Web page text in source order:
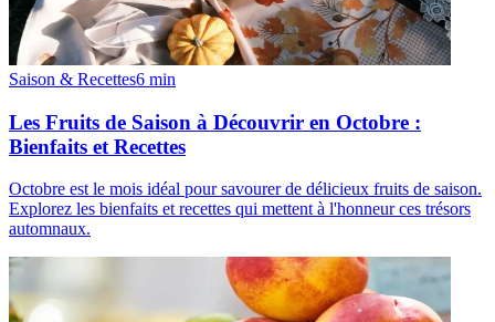
Saison & Recettes6 min
Les Fruits de Saison à Découvrir en Octobre :
Bienfaits et Recettes
Octobre est le mois idéal pour savourer de délicieux fruits de saison.
Explorez les bienfaits et recettes qui mettent à l'honneur ces trésors
automnaux.